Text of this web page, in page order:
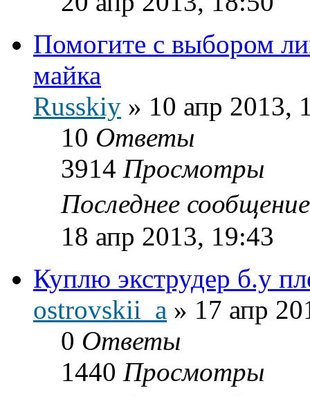
Помогите с выбором
майка
Russkiy » 10 апр 2013,
10 Ответы
3914 Просмотры
Последнее
18 апр 2013, 19:43
Куплю экструдер б.у
ostrovskii_a » 17 апр
0 Ответы
1440 Просмотры